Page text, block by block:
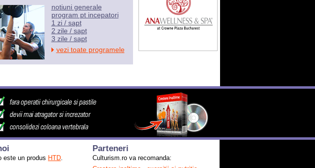
notiuni generale
program pt incepatori
1 zi / sapt
2 zile / sapt
3 zile / sapt
vezi toate programele
este un produs HTD.
Parteneri
Culturism.ro va recomanda: